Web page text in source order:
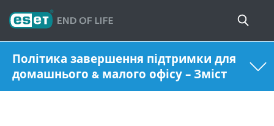
Політика завершення підтримки для
домашнього & малого офісу – Зміст